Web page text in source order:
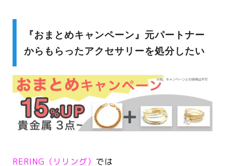
『おまとめキャンペーン』元パートナー
からもらったアクセサリーを処分したい
RERING（リリング） では